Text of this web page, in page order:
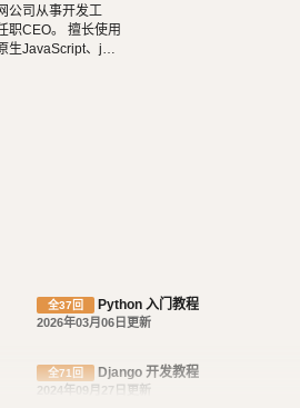
公司从事开发工
。 擅长使用
JavaScript、jQu
全37回 Python 入门教程
2026年03月06日更新
全71回 Django 开发教程
2024年09月27日更新